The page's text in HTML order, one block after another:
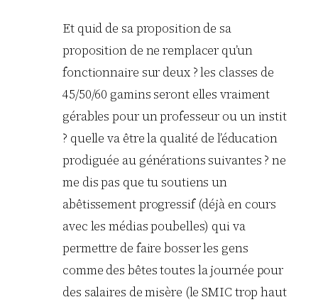
Et quid de sa proposition de sa
proposition de ne remplacer qu’un
fonctionnaire sur deux ? les classes de
45/50/60 gamins seront elles vraiment
gérables pour un professeur ou un instit
? quelle va être la qualité de l’éducation
prodiguée au générations suivantes ? ne
me dis pas que tu soutiens un
abêtissement progressif (déjà en cours
avec les médias poubelles) qui va
permettre de faire bosser les gens
comme des bêtes toutes la journée pour
des salaires de misère (le SMIC trop haut